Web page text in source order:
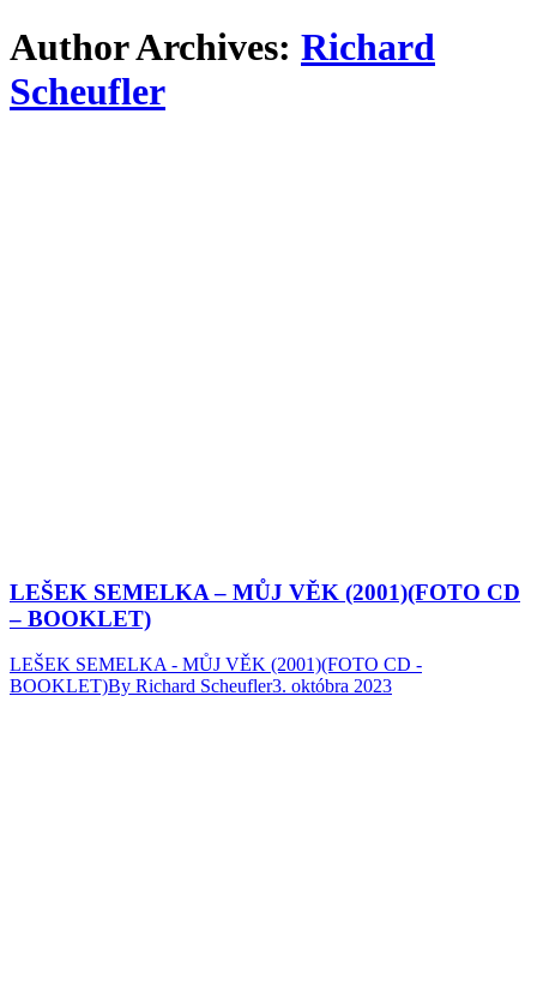
Author Archives: Richard
Scheufler
LEŠEK SEMELKA – MŮJ VĚK (2001)(FOTO CD
– BOOKLET)
LEŠEK SEMELKA - MŮJ VĚK (2001)(FOTO CD -
BOOKLET)By Richard Scheufler3. októbra 2023